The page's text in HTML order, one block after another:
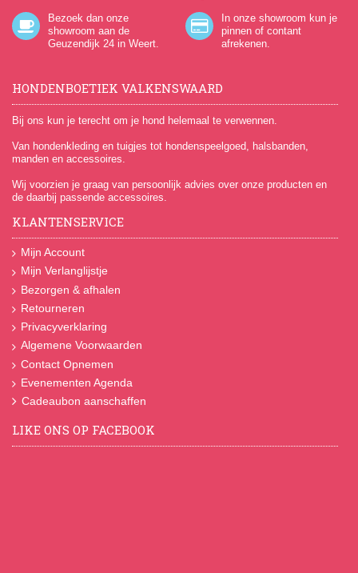
Bezoek dan onze
showroom aan de
Geuzendijk 24 in Weert.
In onze showroom kun je
pinnen of contant
afrekenen.
HONDENBOETIEK VALKENSWAARD
Bij ons kun je terecht om je hond helemaal te verwennen.
Van hondenkleding en tuigjes tot hondenspeelgoed, halsbanden,
manden en accessoires.
Wij voorzien je graag van persoonlijk advies over onze producten en
de daarbij passende accessoires.
KLANTENSERVICE
Mijn Account
Mijn Verlanglijstje
Bezorgen & afhalen
Retourneren
Privacyverklaring
Algemene Voorwaarden
Contact Opnemen
Evenementen Agenda
Cadeaubon aanschaffen
LIKE ONS OP FACEBOOK